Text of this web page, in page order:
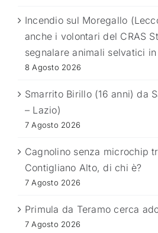
Incendio sul Moregallo
anche i volontari del CRAS
segnalare animali selvatici
8 Agosto 2026
Smarrito Birillo (16 anni) da
– Lazio)
7 Agosto 2026
Cagnolino senza microchip
Contigliano Alto, di chi è?
7 Agosto 2026
Primula da Teramo cerca
7 Agosto 2026